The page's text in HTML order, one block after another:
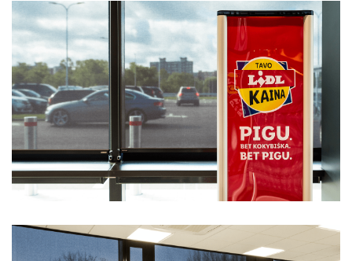
Роллеты
Жалюзи в скандинавском стиле
Все умные системы
Все москитные сетки
Скоростные ворота
Все маркизы